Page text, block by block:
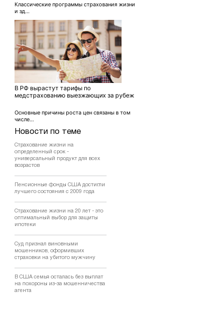
Новости по теме
Страхование жизни на
определенный срок -
универсальный продукт для всех
возрастов
Пенсионные фонды США достигли
лучшего состояния с 2009 года
Страхование жизни на 20 лет - это
оптимальный выбор для защиты
ипотеки
Суд признал виновными
мошенников, оформивших
страховки на убитого мужчину
В США семья осталась без выплат
на похороны из-за мошенничества
агента
Классические программы страхования жизни
и зд...
В РФ вырастут тарифы по
медстрахованию выезжающих за рубеж
Основные причины роста цен связаны в том
числе...